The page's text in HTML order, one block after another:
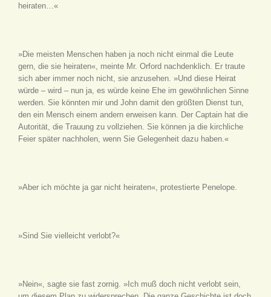
heiraten…«
»Die meisten Menschen haben ja noch nicht einmal die Leute
gern, die sie heiraten«, meinte Mr. Orford nachdenklich. Er traute
sich aber immer noch nicht, sie anzusehen. »Und diese Heirat
würde – wird – nun ja, es würde keine Ehe im gewöhnlichen Sinne
werden. Sie könnten mir und John damit den größten Dienst tun,
den ein Mensch einem andern erweisen kann. Der Captain hat die
Autorität, die Trauung zu vollziehen. Sie können ja die kirchliche
Feier später nachholen, wenn Sie Gelegenheit dazu haben.«
»Aber ich möchte ja gar nicht heiraten«, protestierte Penelope.
»Sind Sie vielleicht verlobt?«
»Nein«, sagte sie fast zornig. »Ich muß doch nicht verlobt sein,